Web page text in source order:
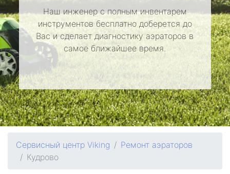
Наш инженер с полным инвентарем
инструментов бесплатно доберется до
Вас и сделает диагностику аэраторов в
самое ближайшее время.
Сервисный центр Viking
Ремонт аэраторов
Кудрово